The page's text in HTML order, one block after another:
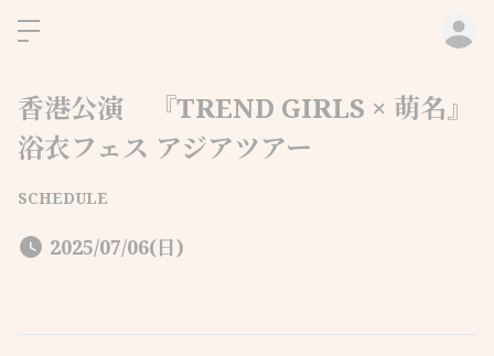
香港公演 『TREND GIRLS × 萌名』
浴衣フェス アジアツアー
SCHEDULE
2025/07/06(日)